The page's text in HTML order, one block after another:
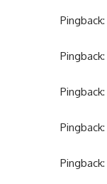
Pingback:
Pingback:
Pingback:
Pingback:
Pingback: